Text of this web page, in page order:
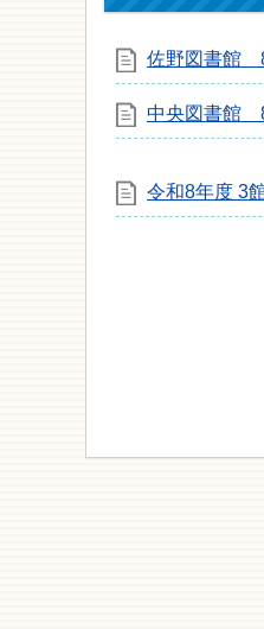
佐野図書館
中央図書館
令和8年度 3